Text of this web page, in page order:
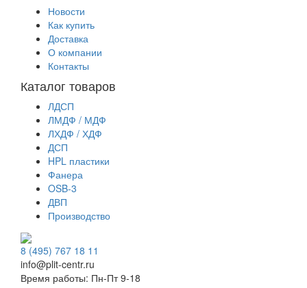
Новости
Как купить
Доставка
О компании
Контакты
Каталог товаров
ЛДСП
ЛМДФ / МДФ
ЛХДФ / ХДФ
ДСП
HPL пластики
Фанера
OSB-3
ДВП
Производство
8 (495) 767 18 11
info@plit-centr.ru
Время работы: Пн-Пт 9-18